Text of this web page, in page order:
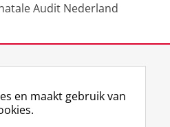
Audit Nederland
2025 07:36
en maakt gebruik van